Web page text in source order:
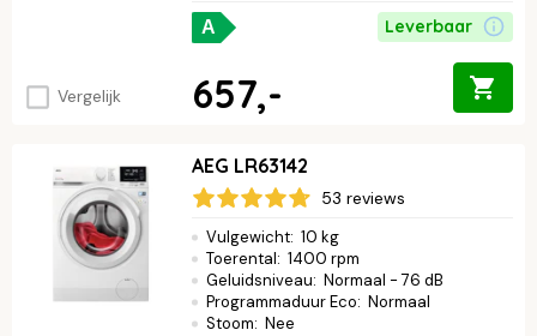
Vergelijk
A Leverbaar
657,-
AEG LR63142
53 reviews
Vulgewicht: 10 kg
Toerental: 1400 rpm
Geluidsniveau: Normaal - 76 dB
Programmaduur Eco: Normaal
Stoom: Nee